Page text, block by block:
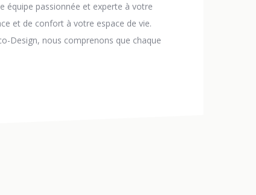
équipe passionnée et experte à votre
et de confort à votre espace de vie.
Design, nous comprenons que chaque